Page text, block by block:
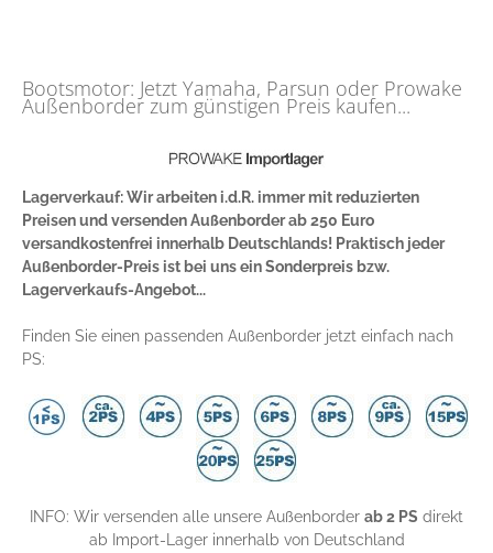
Bootsmotor: Jetzt Yamaha, Parsun oder Prowake
Außenborder zum günstigen Preis kaufen...
Lagerverkauf: Wir arbeiten i.d.R. immer mit reduzierten
Preisen und versenden Außenborder ab 250 Euro
versandkostenfrei innerhalb Deutschlands! Praktisch jeder
Außenborder-Preis ist bei uns ein Sonderpreis bzw.
Lagerverkaufs-Angebot...
Finden Sie einen passenden Außenborder jetzt einfach nach
PS:
INFO: Wir versenden alle unsere Außenborder ab 2 PS direkt
ab Import-Lager innerhalb von Deutschland